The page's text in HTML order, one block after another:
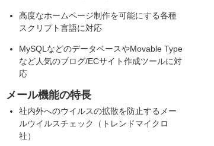
高度なホームページ制作を可能にする各種
スクリプト言語に対応
MySQLなどのデータベースやMovable Type
など人気のブログ/ECサイト作成ツールに対
応
メール機能の特長
社内外へのウイルスの拡散を防止するメー
ルウイルスチェック（トレンドマイクロ
社）